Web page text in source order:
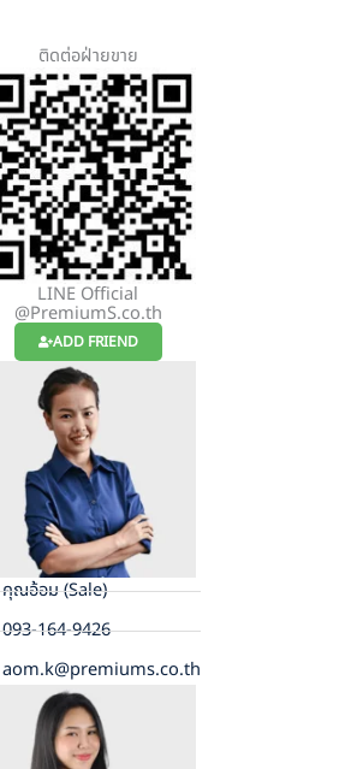
ติดต่อฝ่ายขาย
LINE Official
@PremiumS.co.th
ADD FRIEND
คุณอ้อม (Sale)
093-164-9426
aom.k@premiums.co.th